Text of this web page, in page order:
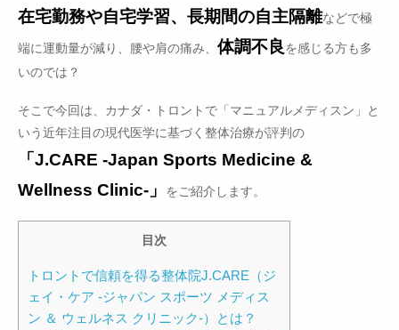
在宅勤務や自宅学習、長期間の自主隔離などで極
端に運動量が減り、腰や肩の痛み、 体調不良を感じる方も多
いのでは？
そこで今回は、カナダ・トロントで「マニュアルメディスン」と
いう近年注目の現代医学に基づく整体治療が評判の
「J.CARE -Japan Sports Medicine &
Wellness Clinic-」
をご紹介します。
目次
トロントで信頼を得る整体院J.CARE（ジ
ェイ・ケア -ジャパン スポーツ メディス
ン ＆ ウェルネス クリニック-）とは？